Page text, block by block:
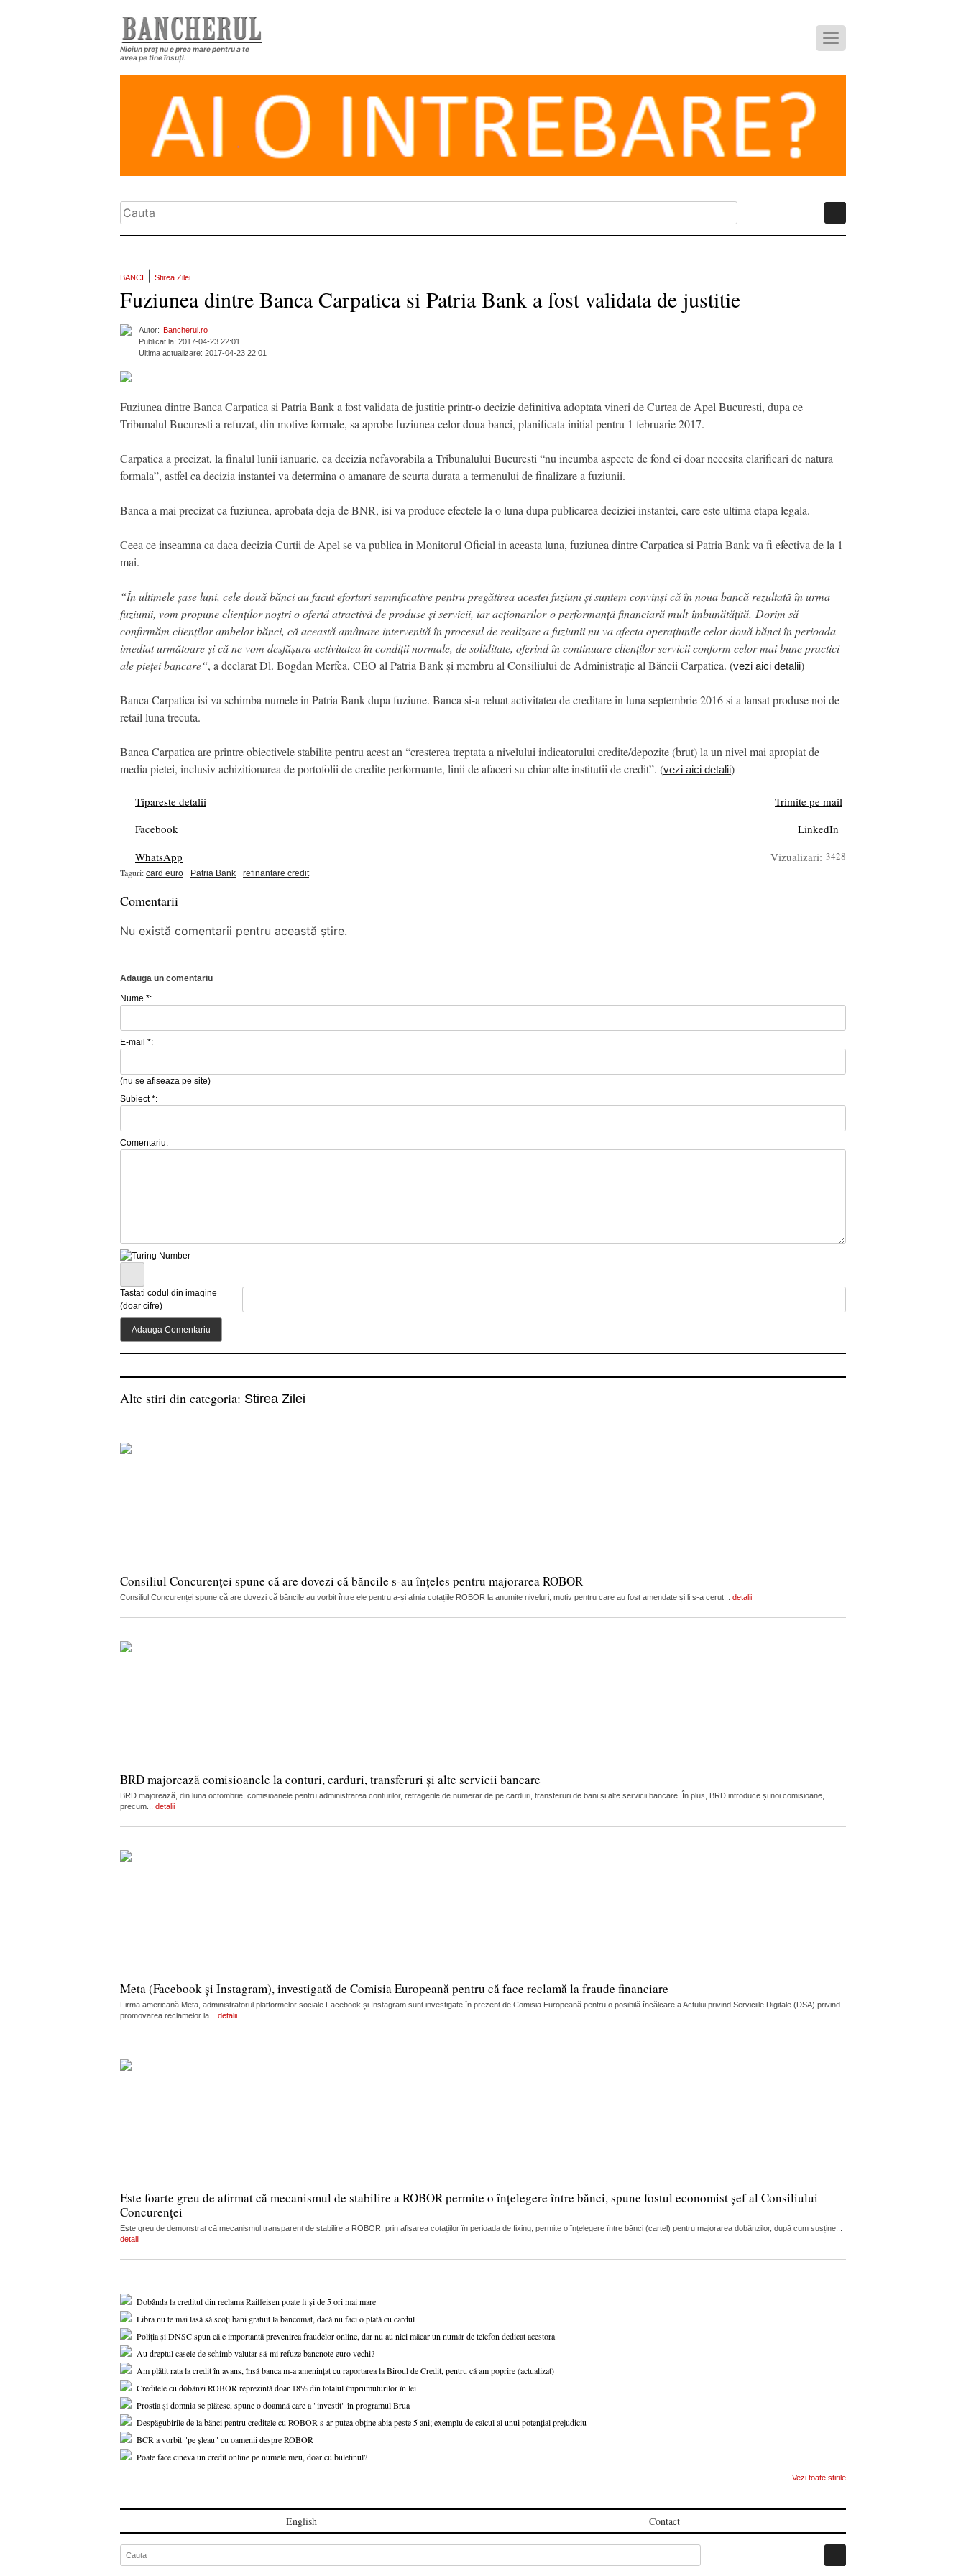
Niciun preț nu e prea mare pentru a te
avea pe tine însuți.
BANCI Stirea Zilei
Fuziunea dintre Banca Carpatica si Patria Bank a fost validata de justitie
Autor:
Bancherul.ro
Publicat la: 2017-04-23 22:01
Ultima actualizare: 2017-04-23 22:01
Fuziunea dintre Banca Carpatica si Patria Bank a fost validata de justitie printr-o decizie definitiva adoptata vineri de Curtea de Apel Bucuresti, dupa ce
Tribunalul Bucuresti a refuzat, din motive formale, sa aprobe fuziunea celor doua banci, planificata initial pentru 1 februarie 2017.
Carpatica a precizat, la finalul lunii ianuarie, ca decizia nefavorabila a Tribunalului Bucuresti “nu incumba aspecte de fond ci doar necesita clarificari de natura
formala”, astfel ca decizia instantei va determina o amanare de scurta durata a termenului de finalizare a fuziunii.
Banca a mai precizat ca fuziunea, aprobata deja de BNR, isi va produce efectele la o luna dupa publicarea deciziei instantei, care este ultima etapa legala.
Ceea ce inseamna ca daca decizia Curtii de Apel se va publica in Monitorul Oficial in aceasta luna, fuziunea dintre Carpatica si Patria Bank va fi efectiva de la 1
mai.
“În ultimele șase luni, cele două bănci au facut eforturi semnificative pentru pregătirea acestei fuziuni și suntem convinși că în noua bancă rezultată în urma
fuziunii, vom propune clienților noștri o ofertă atractivă de produse și servicii, iar acționarilor o performanță financiară mult îmbunătățită. Dorim să
confirmăm clienților ambelor bănci, că această amânare intervenită în procesul de realizare a fuziunii nu va afecta operațiunile celor două bănci în perioada
imediat următoare și că ne vom desfășura activitatea în condiții normale, de soliditate, oferind în continuare clienților servicii conform celor mai bune practici
ale pieței bancare“, a declarat Dl. Bogdan Merfea, CEO al Patria Bank și membru al Consiliului de Administrație al Băncii Carpatica. (vezi aici detalii)
Banca Carpatica isi va schimba numele in Patria Bank dupa fuziune. Banca si-a reluat activitatea de creditare in luna septembrie 2016 si a lansat produse noi de
retail luna trecuta.
Banca Carpatica are printre obiectivele stabilite pentru acest an “cresterea treptata a nivelului indicatorului credite/depozite (brut) la un nivel mai apropiat de
media pietei, inclusiv achizitionarea de portofolii de credite performante, linii de afaceri su chiar alte institutii de credit”. (vezi aici detalii)
Tipareste detalii
Trimite pe mail
Facebook
LinkedIn
WhatsApp
Vizualizari: 3428
Taguri: card euro Patria Bank refinantare credit
Comentarii
Nu există comentarii pentru această știre.
Adauga un comentariu
Nume *:
E-mail *:
(nu se afiseaza pe site)
Subiect *:
Comentariu:
Tastati codul din imagine
(doar cifre)
Alte stiri din categoria: Stirea Zilei
Consiliul Concurenței spune că are dovezi că băncile s-au înțeles pentru majorarea ROBOR
Consiliul Concurenței spune că are dovezi că băncile au vorbit între ele pentru a-și alinia cotațiile ROBOR la anumite niveluri, motiv pentru care au fost amendate și li s-a cerut... detalii
BRD majorează comisioanele la conturi, carduri, transferuri și alte servicii bancare
BRD majorează, din luna octombrie, comisioanele pentru administrarea conturilor, retragerile de numerar de pe carduri, transferuri de bani și alte servicii bancare. În plus, BRD introduce și noi comisioane,
precum... detalii
Meta (Facebook și Instagram), investigată de Comisia Europeană pentru că face reclamă la fraude financiare
Firma americană Meta, administratorul platformelor sociale Facebook și Instagram sunt investigate în prezent de Comisia Europeană pentru o posibilă încălcare a Actului privind Serviciile Digitale (DSA) privind
promovarea reclamelor la... detalii
Este foarte greu de afirmat că mecanismul de stabilire a ROBOR permite o înțelegere între bănci, spune fostul economist șef al Consiliului
Concurenței
Este greu de demonstrat că mecanismul transparent de stabilire a ROBOR, prin afișarea cotațiilor în perioada de fixing, permite o înțelegere între bănci (cartel) pentru majorarea dobânzilor, după cum susține...
detalii
Dobânda la creditul din reclama Raiffeisen poate fi și de 5 ori mai mare
Libra nu te mai lasă să scoți bani gratuit la bancomat, dacă nu faci o plată cu cardul
Poliția și DNSC spun că e importantă prevenirea fraudelor online, dar nu au nici măcar un număr de telefon dedicat acestora
Au dreptul casele de schimb valutar să-mi refuze bancnote euro vechi?
Am plătit rata la credit în avans, însă banca m-a amenințat cu raportarea la Biroul de Credit, pentru că am poprire (actualizat)
Creditele cu dobânzi ROBOR reprezintă doar 18% din totalul împrumuturilor în lei
Prostia și domnia se plătesc, spune o doamnă care a "investit" în programul Brua
Despăgubirile de la bănci pentru creditele cu ROBOR s-ar putea obține abia peste 5 ani; exemplu de calcul al unui potențial prejudiciu
BCR a vorbit "pe șleau" cu oamenii despre ROBOR
Poate face cineva un credit online pe numele meu, doar cu buletinul?
Vezi toate stirile
English Contact